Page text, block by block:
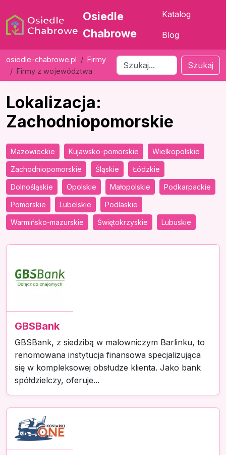
Osiedle
Chabrowe
Katalog
Blog
osiedle-chabrowe.pl
Firmy
Firmy z województwa
Szukaj
Lokalizacja:
Zachodniopomorskie
Mazowieckie Kujawsko-pomorskie Wielkopolskie
Zachodniopomorskie Śląskie Łódzkie
Dolnośląskie Opolskie Małopolskie Podkarpackie
Pomorskie Lubelskie Podlaskie
Warmińsko-mazurskie Świętokrzyskie Lubuskie
GBSBank
GBSBank, z siedzibą w malowniczym Barlinku, to
renomowana instytucja finansowa specjalizująca
się w kompleksowej obsłudze klienta. Jako bank
spółdzielczy, oferuje...